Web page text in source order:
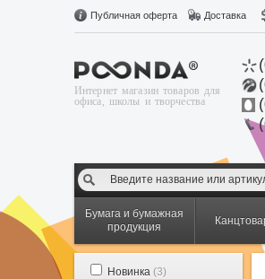
Публичная оферта Доставка
Интернет магазин товаров для
офиса, школы и творчества
Бумага и бумажная
продукция
Новинка (3)